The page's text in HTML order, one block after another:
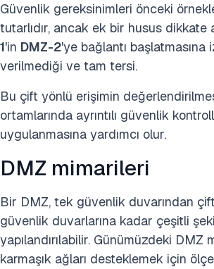
Güvenlik gereksinimleri önceki
tutarlıdır, ancak ek bir husus dikkate
1'in DMZ-2'ye bağlantı başlatmasına
verilmediği ve tam tersi.
Bu çift yönlü erişimin
ortamlarında ayrıntılı güvenlik
uygulanmasına yardımcı olur.
DMZ mimarileri
Bir DMZ, tek güvenlik duvarından
güvenlik duvarlarına kadar çeşitli
yapılandırılabilir. Günümüzdeki DMZ
karmaşık ağları desteklemek için